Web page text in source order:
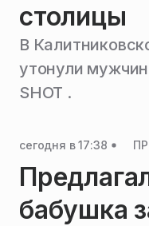
столицы
В
утонули
SHOT .
сегодня в 17:38
бабушка